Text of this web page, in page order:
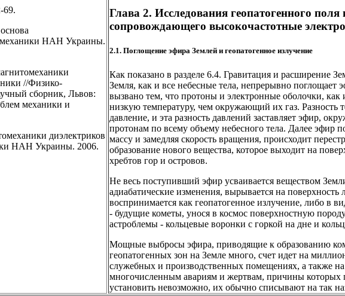
69.
механики НАН Украины.
//Физико-
сборник, Львов:
механики и
диэлектриков
НАН Украины. 2006.
Глава 2. Исследования геопатогенного поля
сопровождающего высокочастотные
2.1. Поглощение эфира Землей и геопатогенное излучение
Как показано в разделе 6.4. Гравитация и расширение
Земля, как и все небесные тела, непрерывно поглощает
вызвано тем, что протоны и электронные оболочки,
низкую температуру, чем окружающий их газ. Разность
давление, и эта разность давлений заставляет эфир,
протонам по всему объему небесного тела. Далее эфир
массу и замедляя скорость вращения, происходит
образование нового вещества, которое выходит на
хребтов гор и островов.
Не весь поступивший эфир усваивается веществом
адиабатические изменения, вырывается на
воспринимается как геопатогенное излучение, либо в
- будущие кометы, унося в космос поверхностную
астроблемы - кольцевые воронки с горкой на дне и
Мощные выбросы эфира, приводящие к образованию
геопатогенных зон на Земле много, счет идет на
служебных и производственных помещениях, а также на
многочисленным авариям и жертвам, причины которых
установить невозможно, их обычно списывают на так